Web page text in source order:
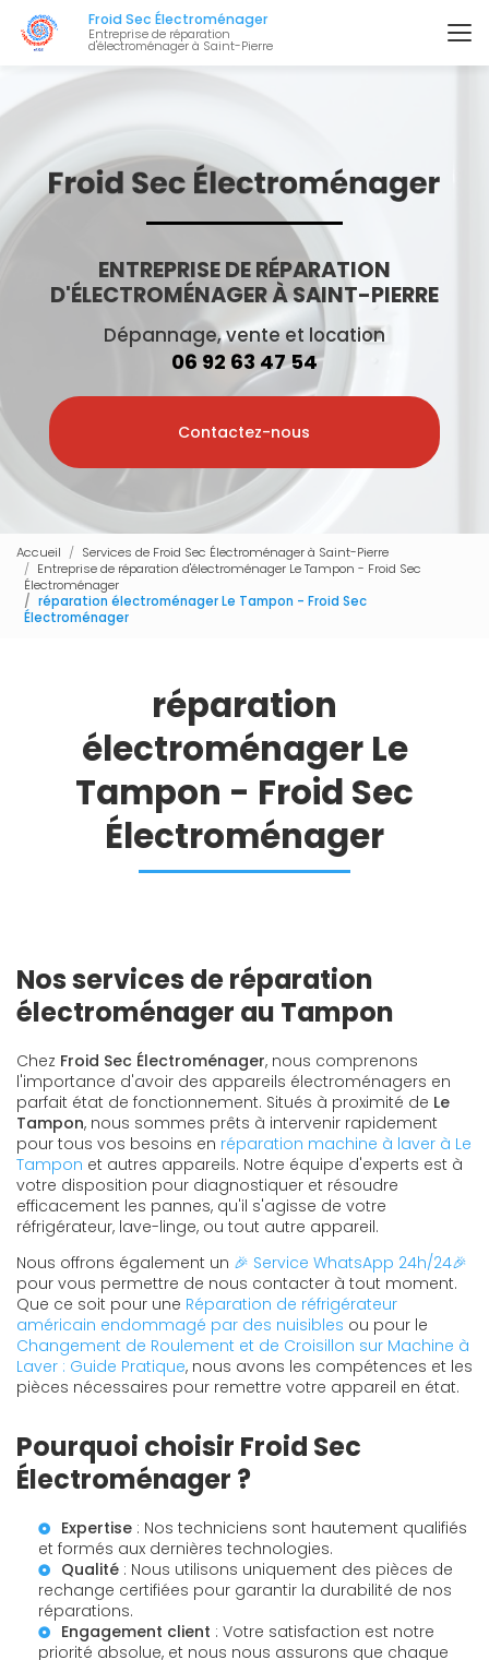
contenu
Froid Sec Électroménager
Entreprise de réparation
d'électroménager à Saint-Pierre
ENTREPRISE DE RÉPARATION
D'ÉLECTROMÉNAGER À SAINT-PIERRE
Dépannage, vente et location
06 92 63 47 54
Contactez-nous
Accueil
Services de Froid Sec Électroménager à Saint-Pierre
Entreprise de réparation d'électroménager Le Tampon - Froid Sec
Électroménager
réparation électroménager Le Tampon - Froid Sec
Électroménager
réparation
électroménager Le
Tampon - Froid Sec
Électroménager
Nos services de réparation
électroménager au Tampon
Chez Froid Sec Électroménager, nous comprenons
l'importance d'avoir des appareils électroménagers en
parfait état de fonctionnement. Situés à proximité de Le
Tampon, nous sommes prêts à intervenir rapidement
pour tous vos besoins en réparation machine à laver à Le
Tampon et autres appareils. Notre équipe d'experts est à
votre disposition pour diagnostiquer et résoudre
efficacement les pannes, qu'il s'agisse de votre
réfrigérateur, lave-linge, ou tout autre appareil.
Nous offrons également un 🎉 Service WhatsApp 24h/24🎉
pour vous permettre de nous contacter à tout moment.
Que ce soit pour une Réparation de réfrigérateur
américain endommagé par des nuisibles ou pour le
Changement de Roulement et de Croisillon sur Machine à
Laver : Guide Pratique, nous avons les compétences et les
pièces nécessaires pour remettre votre appareil en état.
Pourquoi choisir Froid Sec
Électroménager ?
Expertise : Nos techniciens sont hautement qualifiés
et formés aux dernières technologies.
Qualité : Nous utilisons uniquement des pièces de
rechange certifiées pour garantir la durabilité de nos
réparations.
Engagement client : Votre satisfaction est notre
priorité absolue, et nous nous assurons que chaque